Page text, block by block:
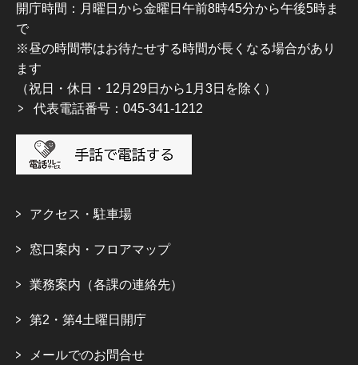
開庁時間：月曜日から金曜日午前8時45分から午後5時ま
で
※昼の時間帯はお待たせする時間が長くなる場合があり
ます
（祝日・休日・12月29日から1月3日を除く）
代表電話番号：045-341-1212
アクセス・駐車場
窓口案内・フロアマップ
業務案内（各課の連絡先）
第2・第4土曜日開庁
メールでのお問合せ